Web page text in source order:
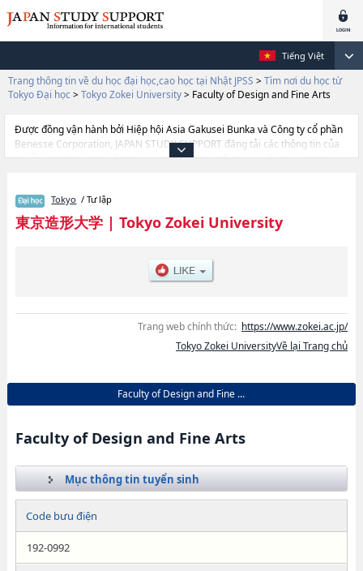
Tiếng Việt
Trang thông tin về du học đại học,cao học tại Nhật JPSS > Tìm nơi du học từ
Tokyo Đại học > Tokyo Zokei University> Faculty of Design and Fine Arts
Được đồng vận hành bởi Hiệp hội Asia Gakusei Bunka và Công ty cổ phần
Benesse Corporation, JAPAN STUDY SUPPORT đăng tải các thông tin của
khoảng 1.300 trường đại học, cao học, trường đại học ngắn hạn, trường
tin cần thiết dành cho du học sinh, như là về các Ngành Faculty of Design
and Fine Arts, thông tin về từng ngành học, thông tin liên quan đến thi
tuyển như số lượng tuyển sinh, số lượng trúng tuyển, cở sở trang thiết bị,
Tokyo / Tư lập
東京造形大学| Tokyo Zokei University
Trang web chính thức: https://www.zokei.ac.jp/
Tokyo Zokei UniversityVề lại Trang chủ
Faculty of Design and Fine ...
Faculty of Design and Fine Arts
Mục thông tin tuyển sinh
Code bưu điện
192-0992